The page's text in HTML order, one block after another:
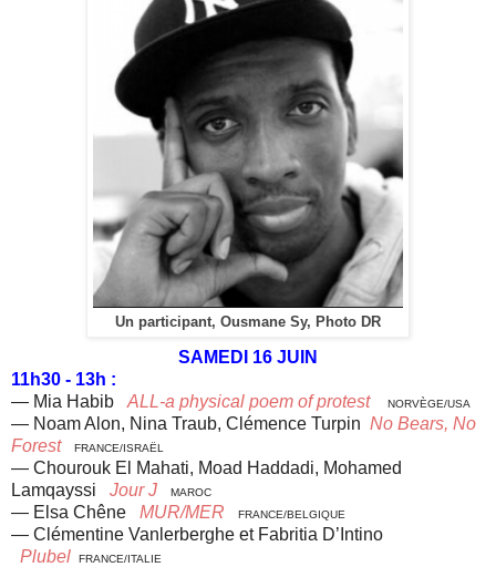
Un participant, Ousmane Sy, Photo DR
SAMEDI 16 JUIN
11h30 - 13h :
— Mia Habib
ALL-a physical poem of protest NORVÈGE/USA
— Noam Alon, Nina Traub, Clémence Turpin No Bears, No
Forest
FRANCE/ISRAËL
— Chourouk El Mahati, Moad Haddadi, Mohamed
Lamqayssi Jour J MAROC
— Elsa Chêne MUR/MER FRANCE/BELGIQUE
— Clémentine Vanlerberghe et Fabritia D’Intino
Plubel
FRANCE/ITALIE